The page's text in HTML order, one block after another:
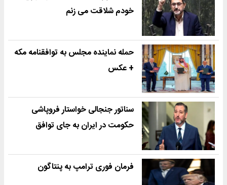
خودم شلاقت می زنم
حمله نماینده مجلس به توافقنامه مکه
+ عکس
سناتور جنجالی خواستار فروپاشی
حکومت در ایران به جای توافق
فرمان فوری ترامپ به پنتاگون